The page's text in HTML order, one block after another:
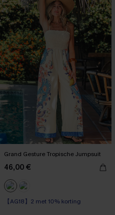
Grand Gesture Tropische Jumpsuit
46,00 €
【AG18】2 met 10% korting